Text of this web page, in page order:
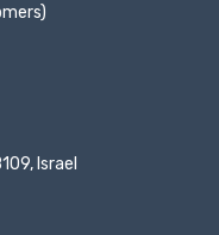
Israel